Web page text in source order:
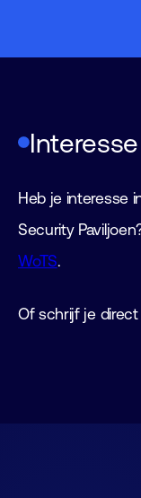
Heb je interesse
Security
WoTS.
Of schrijf je direct